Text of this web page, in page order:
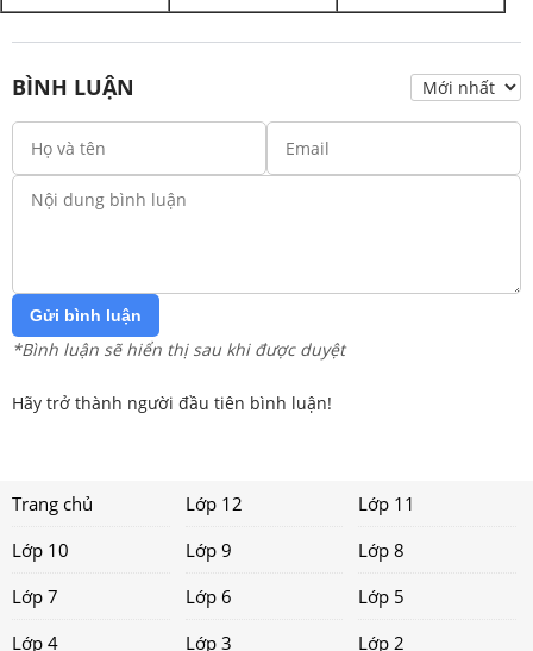
BÌNH LUẬN
Gửi bình luận
*Bình luận sẽ hiển thị sau khi được duyệt
Hãy trở thành người đầu tiên bình luận!
Trang chủ Lớp 12
Lớp 11
Lớp 10
Lớp 9
Lớp 8
Lớp 7
Lớp 6
Lớp 5
Lớp 4
Lớp 3 Lớp 2